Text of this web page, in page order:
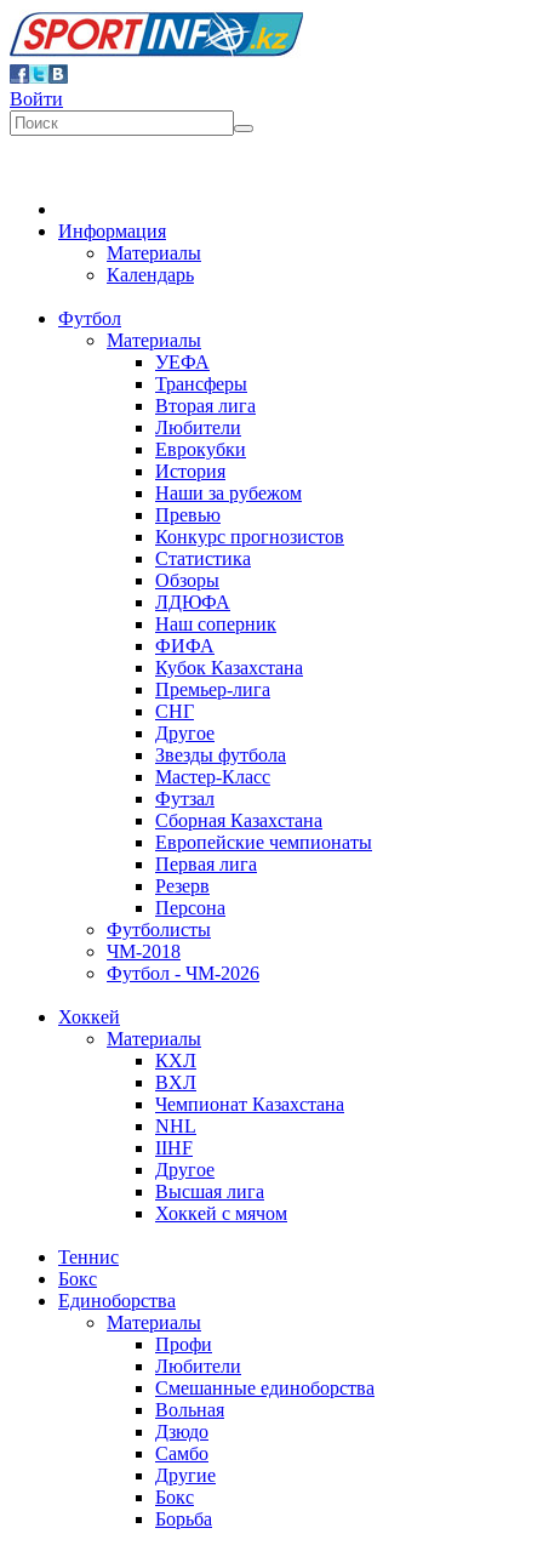
Войти
Информация
Материалы
Календарь
Футбол
Материалы
УЕФА
Трансферы
Вторая лига
Любители
Еврокубки
История
Наши за рубежом
Превью
Конкурс прогнозистов
Статистика
Обзоры
ЛДЮФА
Наш соперник
ФИФА
Кубок Казахстана
Премьер-лига
СНГ
Другое
Звезды футбола
Мастер-Класс
Футзал
Сборная Казахстана
Европейские чемпионаты
Первая лига
Резерв
Персона
Футболисты
ЧМ-2018
Футбол - ЧМ-2026
Хоккей
Материалы
КХЛ
ВХЛ
Чемпионат Казахстана
NHL
IIHF
Другое
Высшая лига
Хоккей с мячом
Теннис
Бокс
Единоборства
Материалы
Профи
Любители
Смешанные единоборства
Вольная
Дзюдо
Самбо
Другие
Бокс
Борьба